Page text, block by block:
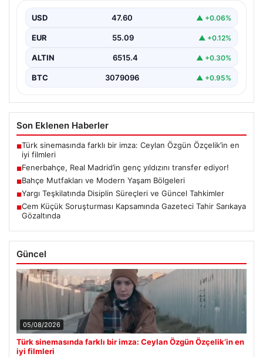
USD 47.60 ▲ +0.06%
EUR 55.09 ▲ +0.12%
ALTIN 6515.4 ▲ +0.30%
BTC 3079096 ▲ +0.95%
Son Eklenen Haberler
■Türk sinemasında farklı bir imza: Ceylan Özgün Özçelik’in en
iyi filmleri
■Fenerbahçe, Real Madrid’in genç yıldızını transfer ediyor!
■Bahçe Mutfakları ve Modern Yaşam Bölgeleri
■Yargı Teşkilatında Disiplin Süreçleri ve Güncel Tahkimler
■Cem Küçük Soruşturması Kapsamında Gazeteci Tahir Sarıkaya
Gözaltında
Güncel
05/08/2026
Türk sinemasında farklı bir imza: Ceylan Özgün Özçelik’in en
iyi filmleri